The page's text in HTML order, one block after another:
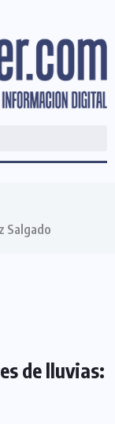
Salgado
de lluvias: